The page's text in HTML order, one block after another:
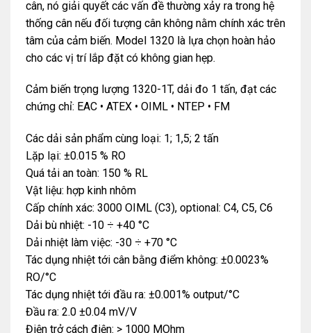
cân, nó giải quyết các vấn đề thường xảy ra trong hệ
thống cân nếu đối tượng cân không nằm chính xác trên
tâm của cảm biến. Model 1320 là lựa chọn hoàn hảo
cho các vị trí lắp đặt có không gian hẹp.
Cảm biến trọng lượng 1320-1T, dải đo 1 tấn, đạt các
chứng chỉ: EAC • ATEX • OIML • NTEP • FM
Các dải sản phẩm cùng loại: 1; 1,5; 2 tấn
Lặp lại: ±0.015 % RO
Quá tải an toàn: 150 % RL
Vật liệu: hợp kinh nhôm
Cấp chính xác: 3000 OIML (C3), optional: C4, C5, C6
Dải bù nhiệt: -10 ÷ +40 °C
Dải nhiệt làm việc: -30 ÷ +70 °C
Tác dụng nhiệt tới cân bằng điểm không: ±0.0023%
RO/°C
Tác dụng nhiệt tới đầu ra: ±0.001% output/°C
Đầu ra: 2.0 ±0.04 mV/V
Điện trở cách điện: > 1000 MOhm